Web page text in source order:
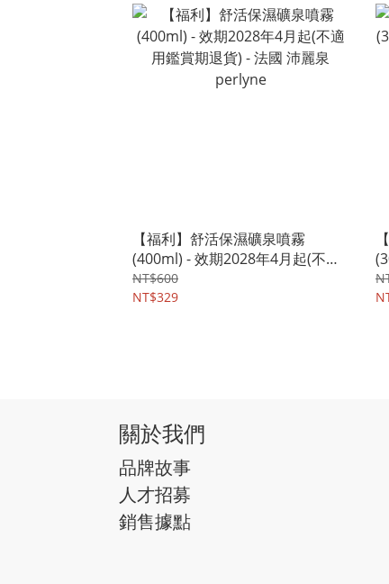
【福利】舒活保濕礦泉噴霧
(400ml) - 效期2028年4月起(不適
用鑑賞期退貨) - 法國 沛麗泉
perlyne
NT$600
NT$329
關於我們
品牌故事
人才招募
銷售據點